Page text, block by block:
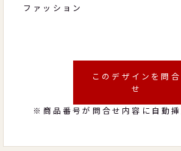
ファッション
このデザインを問合
せ
※商品番号が問合せ内容に自動挿